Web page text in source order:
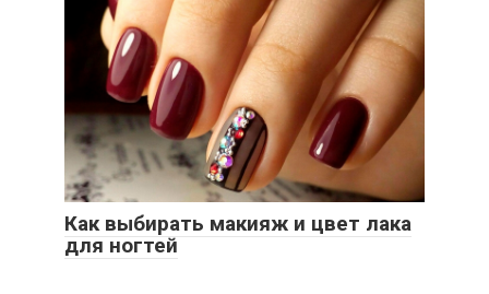
Как выбирать макияж и цвет лака
для ногтей